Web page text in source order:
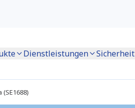
Dienstleistungen Sicherheit